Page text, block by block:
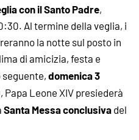
con il Santo Padre,
Al termine della veglia, i
la notte sul posto in
di amicizia, festa e
domenica 3
, Papa Leone XIV presiederà
Santa Messa conclusivadel